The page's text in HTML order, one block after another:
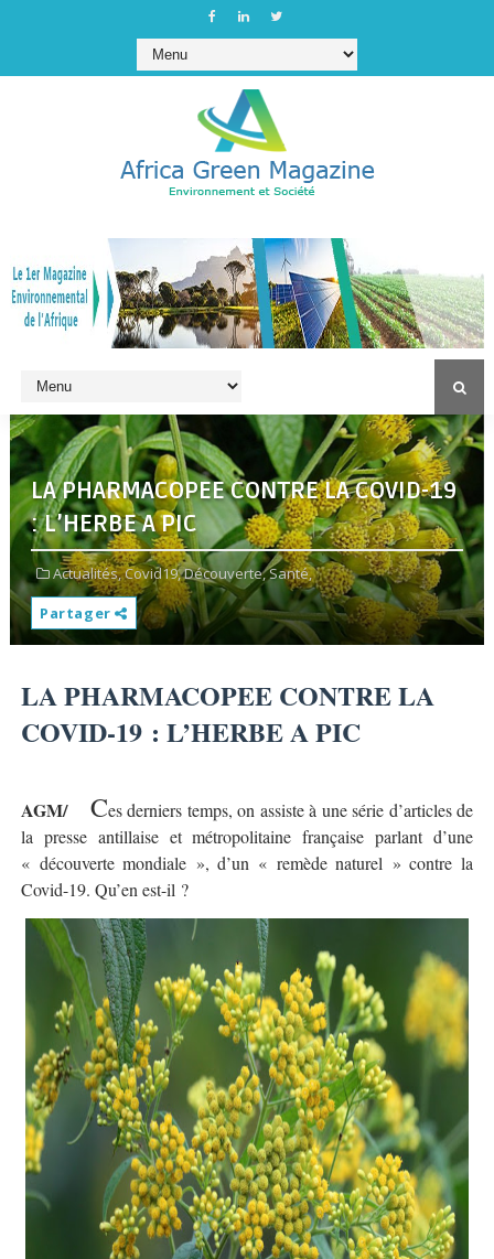
LA PHARMACOPEE CONTRE LA COVID-19
: L’HERBE A PIC
Actualités,Covid19,Découverte,Santé,
Partager
LA PHARMACOPEE CONTRE LA
COVID-19 : L’HERBE A PIC
AGM/ Ces derniers temps, on assiste à une série d’articles de
la presse antillaise et métropolitaine française parlant d’une
« découverte mondiale », d’un « remède naturel » contre la
Covid-19. Qu’en est-il ?